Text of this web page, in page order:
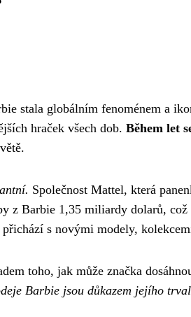
stala globálním fenoménem a
hraček všech dob. Během let
Společnost Mattel, která
z Barbie 1,35 miliardy dolarů,
s novými modely,
toho, jak může značka
Barbie jsou důkazem jejího